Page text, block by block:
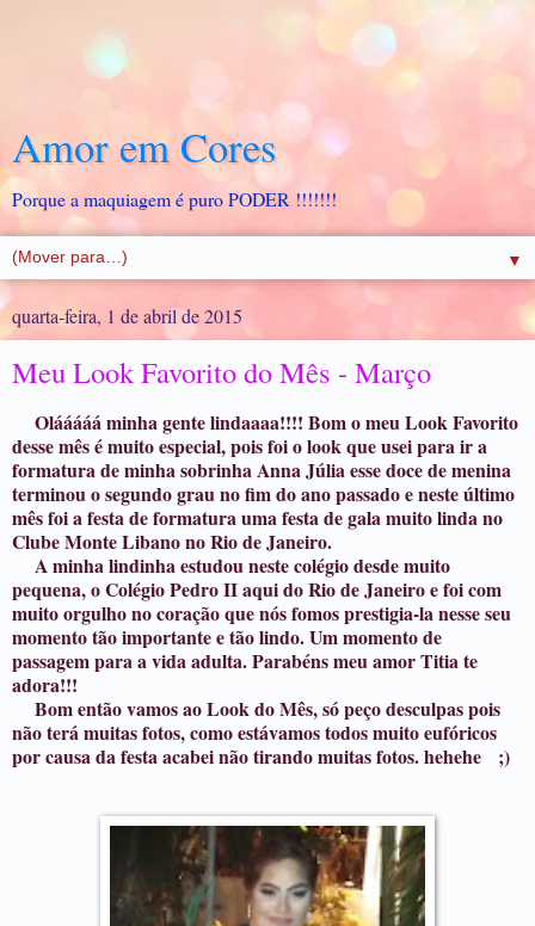
Amor em Cores
Porque a maquiagem é puro PODER !!!!!!!
▼
quarta-feira, 1 de abril de 2015
Meu Look Favorito do Mês - Março
Olááááá minha gente lindaaaa!!!! Bom o meu Look Favorito
desse mês é muito especial, pois foi o look que usei para ir a
formatura de minha sobrinha Anna Júlia esse doce de menina
terminou o segundo grau no fim do ano passado e neste último
mês foi a festa de formatura uma festa de gala muito linda no
Clube Monte Libano no Rio de Janeiro.
A minha lindinha estudou neste colégio desde muito
pequena, o Colégio Pedro II aqui do Rio de Janeiro e foi com
muito orgulho no coração que nós fomos prestigia-la nesse seu
momento tão importante e tão lindo. Um momento de
passagem para a vida adulta. Parabéns meu amor Titia te
adora!!!
Bom então vamos ao Look do Mês, só peço desculpas pois
não terá muitas fotos, como estávamos todos muito eufóricos
por causa da festa acabei não tirando muitas fotos. hehehe ;)